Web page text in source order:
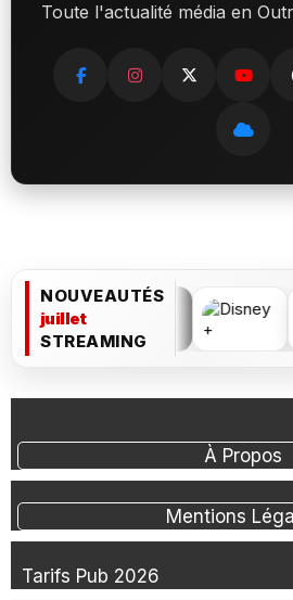
Toute l'actualité média en
NOUVEAUTÉS
juillet
STREAMING
À Propos
Mentions
Tarifs Pub 2026